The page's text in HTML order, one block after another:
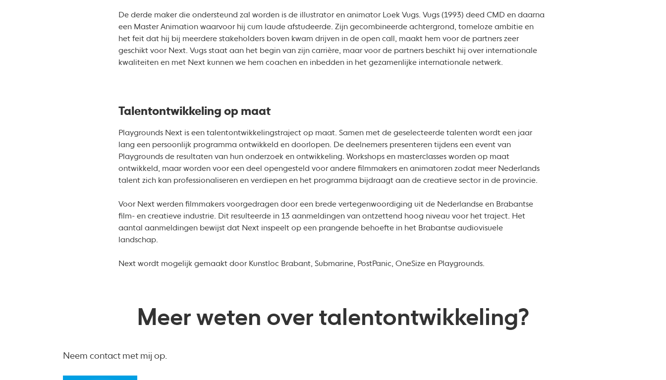
De derde maker die ondersteund zal worden is de illustrator en animator Loek Vugs. Vugs (1993) deed CMD en daarna
een Master Animation waarvoor hij cum laude afstudeerde. Zijn gecombineerde achtergrond, tomeloze ambitie en
het feit dat hij bij meerdere stakeholders boven kwam drijven in de open call, maakt hem voor de partners zeer
geschikt voor Next. Vugs staat aan het begin van zijn carrière, maar voor de partners beschikt hij over internationale
kwaliteiten en met Next kunnen we hem coachen en inbedden in het gezamenlijke internationale netwerk.
Talentontwikkeling op maat
Playgrounds Next is een talentontwikkelingstraject op maat. Samen met de geselecteerde talenten wordt een jaar
lang een persoonlijk programma ontwikkeld en doorlopen. De deelnemers presenteren tijdens een event van
Playgrounds de resultaten van hun onderzoek en ontwikkeling. Workshops en masterclasses worden op maat
ontwikkeld, maar worden voor een deel opengesteld voor andere filmmakers en animatoren zodat meer Nederlands
talent zich kan professionaliseren en verdiepen en het programma bijdraagt aan de creatieve sector in de provincie.
Voor Next werden filmmakers voorgedragen door een brede vertegenwoordiging uit de Nederlandse en Brabantse
film- en creatieve industrie. Dit resulteerde in 13 aanmeldingen van ontzettend hoog niveau voor het traject. Het
aantal aanmeldingen bewijst dat Next inspeelt op een prangende behoefte in het Brabantse audiovisuele
landschap.
Next wordt mogelijk gemaakt door Kunstloc Brabant, Submarine, PostPanic, OneSize en Playgrounds.
Meer weten over talentontwikkeling?
Neem contact met mij op.